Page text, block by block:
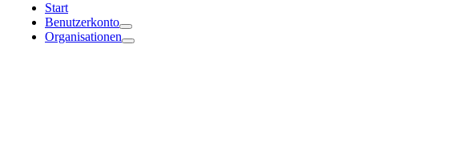
Start
Benutzerkonto
Organisationen